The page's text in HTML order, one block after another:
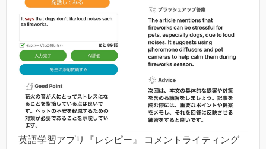
英語学習アプリ『レシピー』 コメントライティング